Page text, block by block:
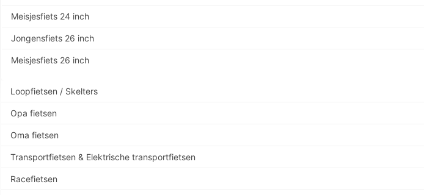
Meisjesfiets 24 inch
Jongensfiets 26 inch
Meisjesfiets 26 inch
Loopfietsen / Skelters
Opa fietsen
Oma fietsen
Transportfietsen & Elektrische transportfietsen
Racefietsen